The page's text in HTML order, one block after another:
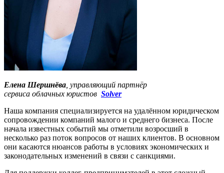
Елена Шершнёва, управляющий партнёр
сервиса облачных юристов Solver
Наша компания специализируется на удалённом юридическом
сопровождении компаний малого и среднего бизнеса. После
начала известных событий мы отметили возросший в
несколько раз поток вопросов от наших клиентов. В основном
они касаются нюансов работы в условиях экономических и
законодательных изменений в связи с санкциями.